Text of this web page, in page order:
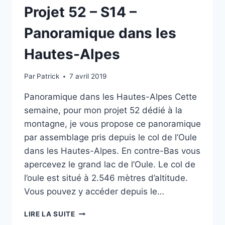
Projet 52 – S14 –
Panoramique dans les
Hautes-Alpes
Par Patrick 7 avril 2019
Panoramique dans les Hautes-Alpes Cette
semaine, pour mon projet 52 dédié à la
montagne, je vous propose ce panoramique
par assemblage pris depuis le col de l’Oule
dans les Hautes-Alpes. En contre-Bas vous
apercevez le grand lac de l’Oule. Le col de
l’oule est situé à 2.546 mètres d’altitude.
Vous pouvez y accéder depuis le…
LIRE LA SUITEPROJET